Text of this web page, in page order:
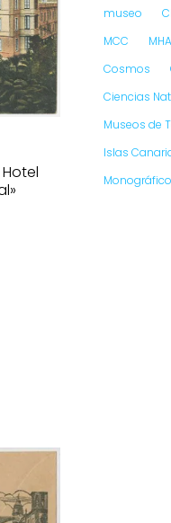
museo
MCC
MHA
Cosmos
Ciencias
Museos de
Islas
Monográfico